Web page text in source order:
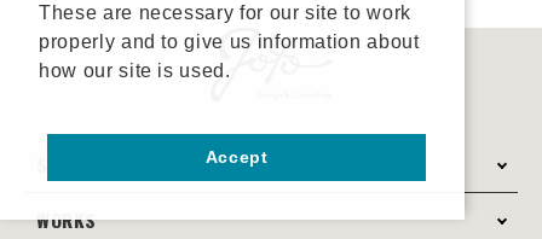
サービス案内
WORKS
These are necessary for our site to work
properly and to give us information about
how our site is used.
Accept